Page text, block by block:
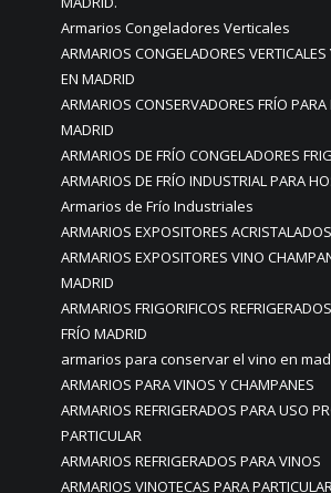
Armarios Congeladores Verticales
ARMARIOS CONGELADORES
EN MADRID
ARMARIOS CONSERVADORES FRÍO PARA
MADRID
ARMARIOS DE FRÍO CONGELADORES
ARMARIOS DE FRÍO INDUSTRIAL PARA
Armarios de Frío Industriales
ARMARIOS EXPOSITORES
ARMARIOS EXPOSITORES VINO
MADRID
ARMARIOS FRIGORIFICOS
FRÍO MADRID
armarios para conservar el vino en
ARMARIOS PARA VINOS Y CHAMPANES
ARMARIOS REFRIGERADOS PARA USO
PARTICULAR
ARMARIOS REFRIGERADOS PARA VINOS
ARMARIOS VINOTECAS PARA